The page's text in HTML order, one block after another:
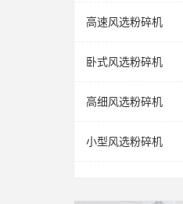
高速风选粉碎机
卧式风选粉碎机
高细风选粉碎机
小型风选粉碎机